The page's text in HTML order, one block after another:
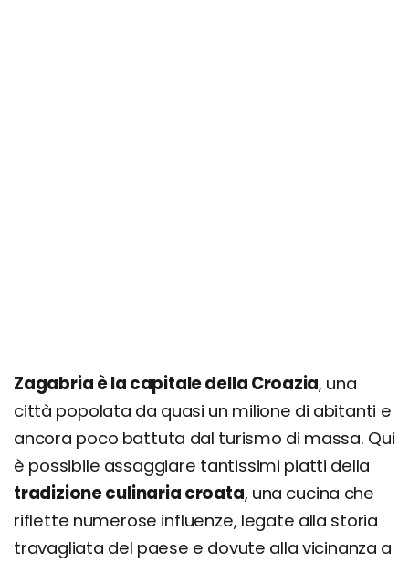
Zagabria è la capitale della Croazia, una
città popolata da quasi un milione di abitanti e
ancora poco battuta dal turismo di massa. Qui
è possibile assaggiare tantissimi piatti della
tradizione culinaria croata, una cucina che
riflette numerose influenze, legate alla storia
travagliata del paese e dovute alla vicinanza a